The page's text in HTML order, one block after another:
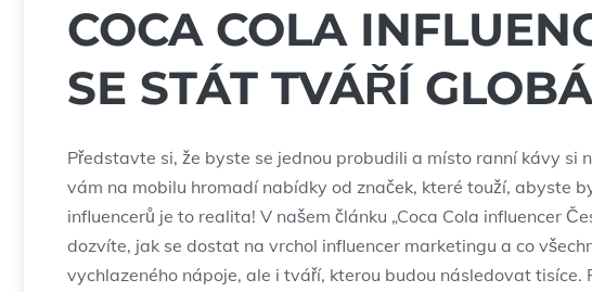
COCA COLA
SE STÁT TVÁŘÍ
Představte si, že byste se jednou probudili a místo ranní kávy si
vám na mobilu hromadí nabídky od značek, které touží, abyste
influencerů je to realita! V našem článku „Coca Cola influencer
dozvíte, jak se dostat na vrchol influencer marketingu a co
vychlazeného nápoje, ale i tváří, kterou budou následovat